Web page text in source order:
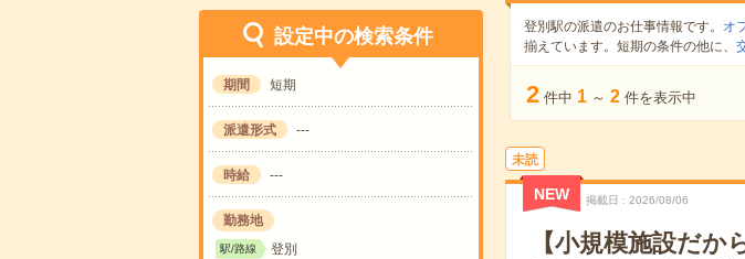
設定中の検索条件
期間 短期
派遣形式 ---
時給 ---
勤務地
駅/路線 登別
登別駅の派遣のお仕事情報です。 オ
揃えています。短期の条件の他に、
2 件中 1 ～ 2 件を表示中
未読
NEW 掲載日 2026/08/06
【小規模施設だ